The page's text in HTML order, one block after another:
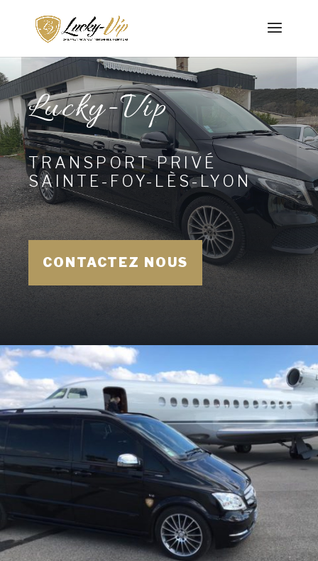
Lucky-Vip
TRANSPORT PRIVÉ
SAINTE-FOY-LÈS-LYON
CONTACTEZ NOUS